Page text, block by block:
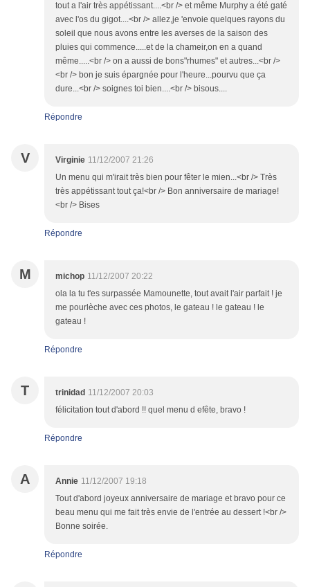
tout a l'air très appétissant....<br /> et même Murphy a été gaté
avec l'os du gigot....<br /> allez,je 'envoie quelques rayons du
soleil que nous avons entre les averses de la saison des
pluies qui commence.....et de la chameir,on en a quand
même.....<br /> on a aussi de bons"rhumes" et autres...<br />
<br /> bon je suis épargnée pour l'heure...pourvu que ça
dure...<br /> soignes toi bien....<br /> bisous....
Répondre
V Virginie 11/12/2007 21:26
Un menu qui m'irait très bien pour fêter le mien...<br /> Très
très appétissant tout ça!<br /> Bon anniversaire de mariage!
<br /> Bises
Répondre
M michop 11/12/2007 20:22
ola la tu t'es surpassée Mamounette, tout avait l'air parfait ! je
me pourlèche avec ces photos, le gateau ! le gateau ! le
gateau !
Répondre
T trinidad 11/12/2007 20:03
félicitation tout d'abord !! quel menu d efête, bravo !
Répondre
A Annie 11/12/2007 19:18
Tout d'abord joyeux anniversaire de mariage et bravo pour ce
beau menu qui me fait très envie de l'entrée au dessert !<br />
Bonne soirée.
Répondre